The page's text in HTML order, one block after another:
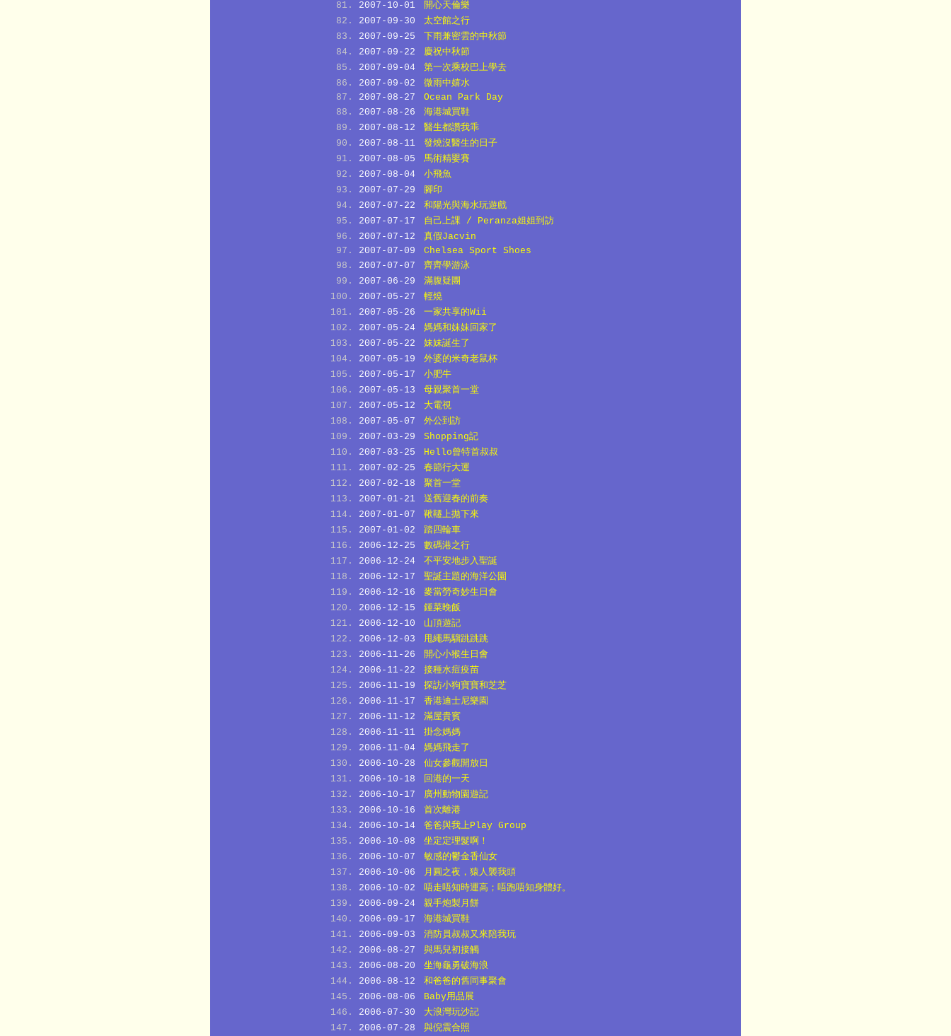
2007-10-01
開心天倫樂
2007-09-30
太空館之行
2007-09-25
下雨兼密雲的中秋節
2007-09-22
慶祝中秋節
2007-09-04
第一次乘校巴上學去
2007-09-02
微雨中嬉水
2007-08-27
Ocean Park Day
2007-08-26
海港城買鞋
2007-08-12
醫生都讚我乖
2007-08-11
發燒沒醫生的日子
2007-08-05
馬術精嬰賽
2007-08-04
小飛魚
2007-07-29
腳印
2007-07-22
和陽光與海水玩遊戲
2007-07-17
自己上課 / Peranza姐姐到訪
2007-07-12
真假Jacvin
2007-07-09
Chelsea Sport Shoes
2007-07-07
齊齊學游泳
2007-06-29
滿腹疑團
2007-05-27
輕燒
2007-05-26
一家共享的Wii
2007-05-24
媽媽和妹妹回家了
2007-05-22
妹妹誕生了
2007-05-19
外婆的米奇老鼠杯
2007-05-17
小肥牛
2007-05-13
母親聚首一堂
2007-05-12
大電視
2007-05-07
外公到訪
2007-03-29
Shopping記
2007-03-25
Hello曾特首叔叔
2007-02-25
春節行大運
2007-02-18
聚首一堂
2007-01-21
送舊迎春的前奏
2007-01-07
鞦韆上拋下來
2007-01-02
踏四輪車
2006-12-25
數碼港之行
2006-12-24
不平安地步入聖誕
2006-12-17
聖誕主題的海洋公園
2006-12-16
麥當勞奇妙生日會
2006-12-15
鍾菜晚飯
2006-12-10
山頂遊記
2006-12-03
甩繩馬騮跳跳跳
2006-11-26
開心小猴生日會
2006-11-22
接種水痘疫苗
2006-11-19
探訪小狗寶寶和芝芝
2006-11-17
香港迪士尼樂園
2006-11-12
滿屋貴賓
2006-11-11
掛念媽媽
2006-11-04
媽媽飛走了
2006-10-28
仙女參觀開放日
2006-10-18
回港的一天
2006-10-17
廣州動物園遊記
2006-10-16
首次離港
2006-10-14
爸爸與我上Play Group
2006-10-08
坐定定理髮啊！
2006-10-07
敏感的鬱金香仙女
2006-10-06
月圓之夜，猿人襲我頭
2006-10-02
唔走唔知時運高；唔跑唔知身體好。
2006-09-24
親手炮製月餅
2006-09-17
海港城買鞋
2006-09-03
消防員叔叔又來陪我玩
2006-08-27
與馬兒初接觸
2006-08-20
坐海龜勇破海浪
2006-08-12
和爸爸的舊同事聚會
2006-08-06
Baby用品展
2006-07-30
大浪灣玩沙記
2006-07-28
與倪震合照